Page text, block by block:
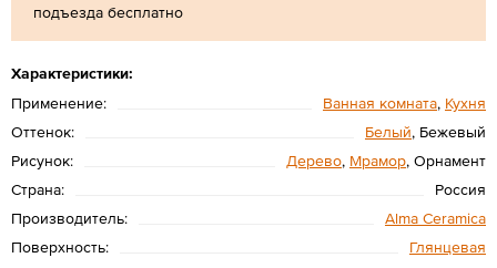
подъезда бесплатно
Характеристики:
Применение:
Ванная комната, Кухня
Оттенок:
Белый, Бежевый
Рисунок:
Дерево, Мрамор, Орнамент
Страна:
Россия
Производитель:
Alma Ceramica
Поверхность:
Глянцевая